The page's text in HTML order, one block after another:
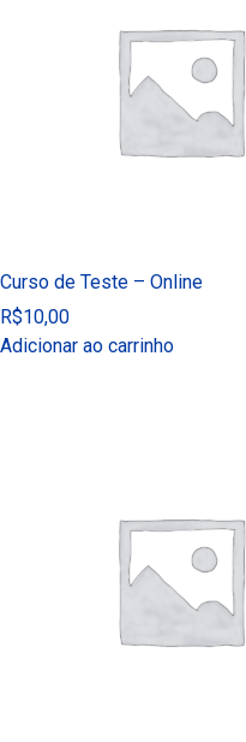
Curso de Teste – Online
R$10,00
Adicionar ao carrinho